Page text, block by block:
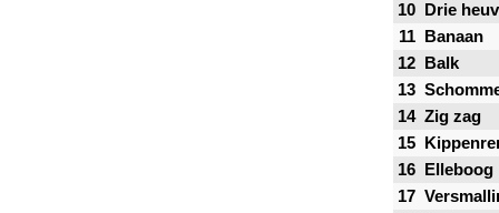
10
Drie
11
Banaan
12
Balk
13
14 Zig zag
15
16
Elleboog
17